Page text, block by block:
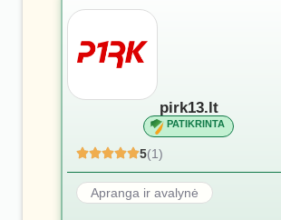
pirk13.lt
PATIKRINTA
5(1)
Apranga ir avalynė